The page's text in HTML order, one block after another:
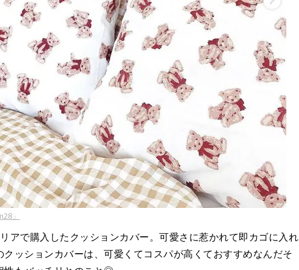
」
アで購入したクッションカバー。可愛さに惹かれて即カゴに入れ
ッションカバーは、可愛くてコスパが高くておすすめなんだそ